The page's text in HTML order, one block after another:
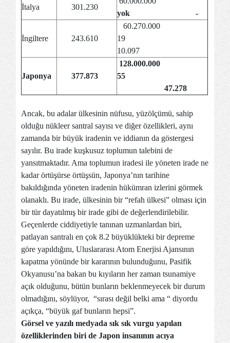
İtalya 301.230
yok -
İngiltere 243.610
60.270.000
19
10.097
Japonya 377.873
128.000.000
55
47.278
Ancak, bu adalar ülkesinin nüfusu, yüzölçümü, sahip
olduğu nükleer santral sayısı ve diğer özellikleri, aynı
zamanda bir büyük iradenin ve iddianın da göstergesi
sayılır. Bu irade kuşkusuz toplumun talebini de
yansıtmaktadır. Ama toplumun iradesi ile yöneten irade ne
kadar örtüşürse örtüşsün, Japonya’nın tarihine
bakıldığında yöneten iradenin hükümran izlerini görmek
olanaklı. Bu irade, ülkesinin bir “refah ülkesi” olması için
bir tür dayatılmış bir irade gibi de değerlendirilebilir.
Geçenlerde ciddiyetiyle tanınan uzmanlardan biri,
patlayan santralı en çok 8.2 büyüklükteki bir depreme
göre yapıldığını, Uluslararası Atom Enerjisi Ajansının
kapatma yönünde bir kararının bulunduğunu, Pasifik
Okyanusu’na bakan bu kıyıların her zaman tsunamiye
açık olduğunu, bütün bunların beklenmeyecek bir durum
olmadığını, söylüyor, “sırası değil belki ama “ diyordu
açıkça, “büyük gaf bunların hepsi”.
Görsel ve yazılı medyada sık sık vurgu yapılan
özelliklerinden biri de Japon insanının acıya